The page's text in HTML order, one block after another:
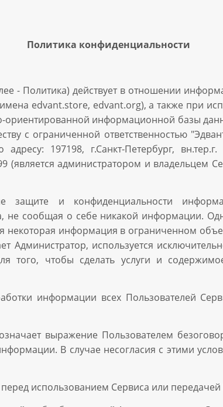
Политика конфиденциальности
- Политика) действует в отношении
edvant.store, edvant.org), а также при
информационной базы
с ограниченной ответственностью
197198, г.Санкт-Петербург,
(является администратором и владельцем
защите и конфиденциальности
не сообщая о себе никакой информации.
некоторая информация в ограниченном
Администратор, используется
того, чтобы сделать услуги и
информации всех Пользователей
выражение Пользователем
В случае несогласия с этими
использованием Сервиса или